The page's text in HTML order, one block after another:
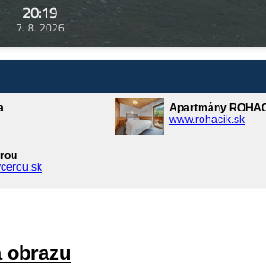
20:19
7. 8. 2026
Apartmány
www.rohacik.sk
obrazu